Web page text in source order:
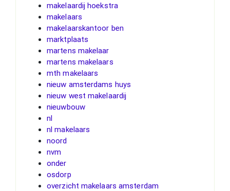
makelaardij hoekstra
makelaars
makelaarskantoor ben
marktplaats
martens makelaar
martens makelaars
mth makelaars
nieuw amsterdams huys
nieuw west makelaardij
nieuwbouw
nl
nl makelaars
noord
nvm
onder
osdorp
overzicht makelaars amsterdam